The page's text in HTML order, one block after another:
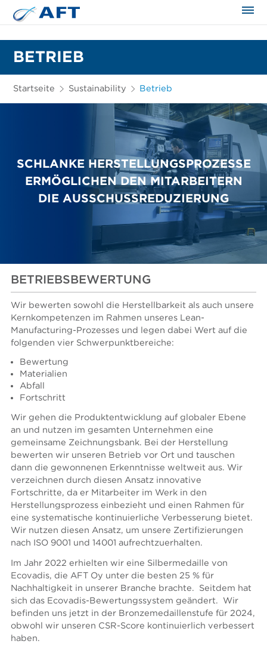
BETRIEB
Startseite Sustainability Betrieb
SCHLANKE HERSTELLUNGSPROZESSE
ERMÖGLICHEN DEN MITARBEITERN
DIE AUSSCHUSSREDUZIERUNG
BETRIEBSBEWERTUNG
Wir bewerten sowohl die Herstellbarkeit als auch unsere
Kernkompetenzen im Rahmen unseres Lean-
Manufacturing-Prozesses und legen dabei Wert auf die
folgenden vier Schwerpunktbereiche:
Bewertung
Materialien
Abfall
Fortschritt
Wir gehen die Produktentwicklung auf globaler Ebene
an und nutzen im gesamten Unternehmen eine
gemeinsame Zeichnungsbank. Bei der Herstellung
bewerten wir unseren Betrieb vor Ort und tauschen
dann die gewonnenen Erkenntnisse weltweit aus. Wir
verzeichnen durch diesen Ansatz innovative
Fortschritte, da er Mitarbeiter im Werk in den
Herstellungsprozess einbezieht und einen Rahmen für
eine systematische kontinuierliche Verbesserung bietet.
Wir nutzen diesen Ansatz, um unsere Zertifizierungen
nach ISO 9001 und 14001 aufrechtzuerhalten.
Im Jahr 2022 erhielten wir eine Silbermedaille von
Ecovadis, die AFT Oy unter die besten 25 % für
Nachhaltigkeit in unserer Branche brachte. Seitdem hat
sich das Ecovadis-Bewertungssystem geändert. Wir
befinden uns jetzt in der Bronzemedaillenstufe für 2024,
obwohl wir unseren CSR-Score kontinuierlich verbessert
haben.